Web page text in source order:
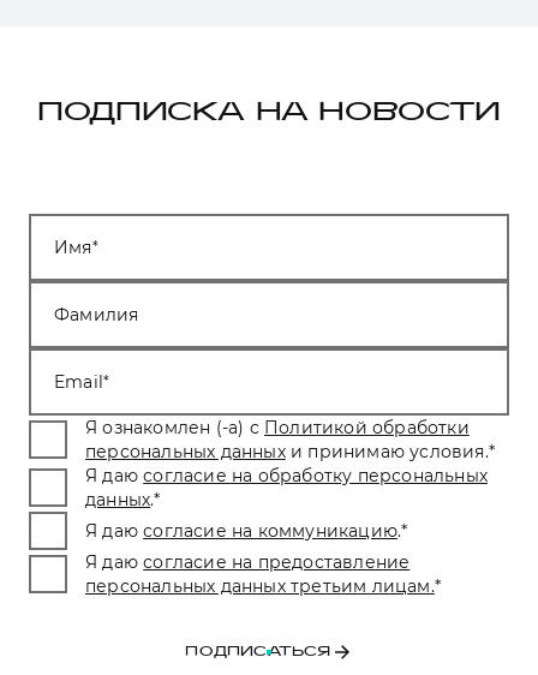
ПОДПИСКА НА НОВОСТИ
Имя
Фамилия
Email
Я ознакомлен (-а) с Политикой обработки
персональных данных и принимаю условия.*
Я даю согласие на обработку персональных
данных.*
Я даю согласие на коммуникацию.*
Я даю согласие на предоставление
персональных данных третьим лицам.*
ПОДПИСАТЬСЯ